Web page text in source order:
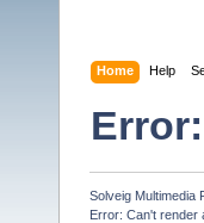
Home Help
Solveig Multimedia
Error: Can't render